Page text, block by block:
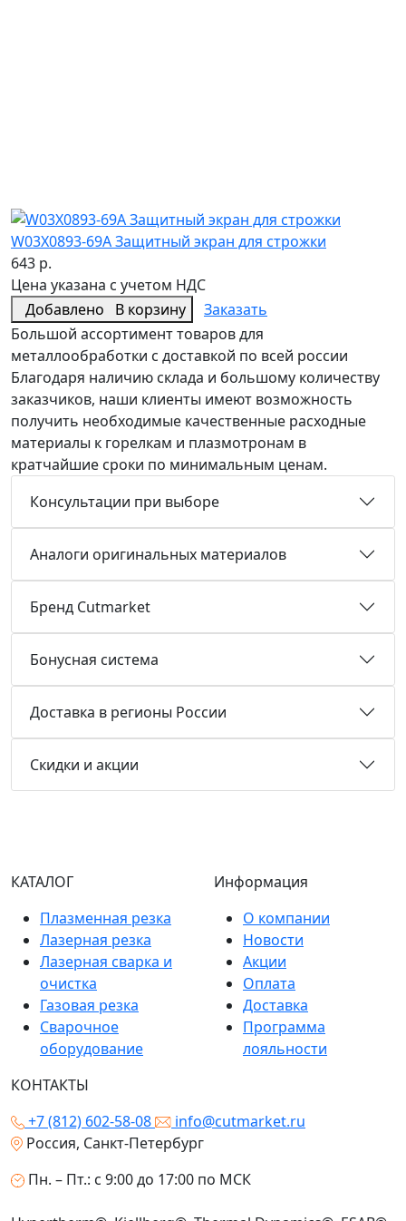
W03X0893-69A Защитный экран для строжки
643 р.
Цена указана с учетом НДС
Добавлено
В корзину
Заказать
Большой ассортимент товаров для
металлообработки с доставкой по всей россии
Благодаря наличию склада и большому количеству
заказчиков, наши клиенты имеют возможность
получить необходимые качественные расходные
материалы к горелкам и плазмотронам в
кратчайшие сроки по минимальным ценам.
Консультации при выборе
Аналоги оригинальных материалов
Бренд Cutmarket
Бонусная система
Доставка в регионы России
Скидки и акции
КАТАЛОГ
Плазменная резка
Лазерная резка
Лазерная сварка и
очистка
Газовая резка
Сварочное
оборудование
Информация
О компании
Новости
Акции
Оплата
Доставка
Программа
лояльности
КОНТАКТЫ
+7 (812) 602-58-08
info@cutmarket.ru
Россия, Санкт-Петербург
Пн. – Пт.: с 9:00 до 17:00 по МСК